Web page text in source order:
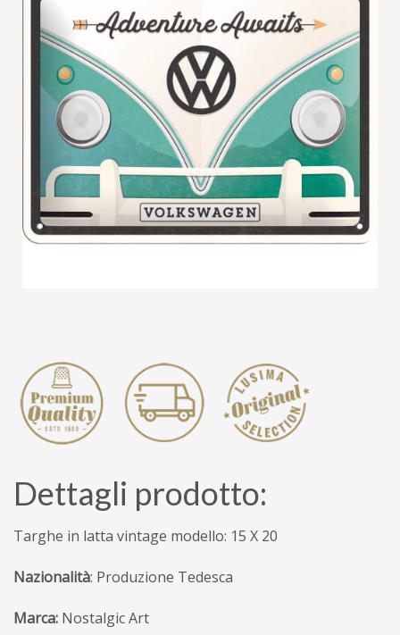
Dettagli prodotto:
Targhe in latta vintage modello: 15 X 20
Nazionalità: Produzione Tedesca
Marca: Nostalgic Art